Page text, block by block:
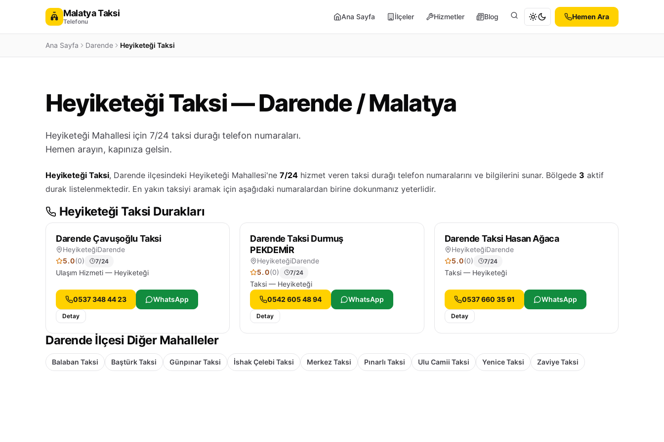
Malatya Taksi
Telefonu
Ana Sayfa İlçeler Hizmetler Blog Ara Hemen Ara
Ana Sayfa Darende Heyiketeği Taksi
Heyiketeği Taksi — Darende / Malatya
Heyiketeği Mahallesi için 7/24 taksi durağı telefon numaraları.
Hemen arayın, kapınıza gelsin.
Heyiketeği Taksi, Darende ilçesindeki Heyiketeği Mahallesi'ne 7/24 hizmet veren taksi durağı telefon numaralarını ve bilgilerini sunar. Bölgede 3 aktif
durak listelenmektedir. En yakın taksiyi aramak için aşağıdaki numaralardan birine dokunmanız yeterlidir.
Heyiketeği Taksi Durakları
Darende Çavuşoğlu Taksi
HeyiketeğiDarende
5.0(0) 7/24
Ulaşım Hizmeti — Heyiketeği
0537 348 44 23 WhatsApp
Detay
Darende Taksi Durmuş
PEKDEMİR
HeyiketeğiDarende
5.0(0) 7/24
Taksi — Heyiketeği
0542 605 48 94
WhatsApp
Detay
Darende Taksi Hasan Ağaca
HeyiketeğiDarende
5.0(0) 7/24
Taksi — Heyiketeği
0537 660 35 91 WhatsApp
Detay
Darende İlçesi Diğer Mahalleler
Balaban Taksi Baştürk Taksi Günpınar Taksi İshak Çelebi Taksi Merkez Taksi Pınarlı Taksi Ulu Camii Taksi Yenice Taksi Zaviye Taksi